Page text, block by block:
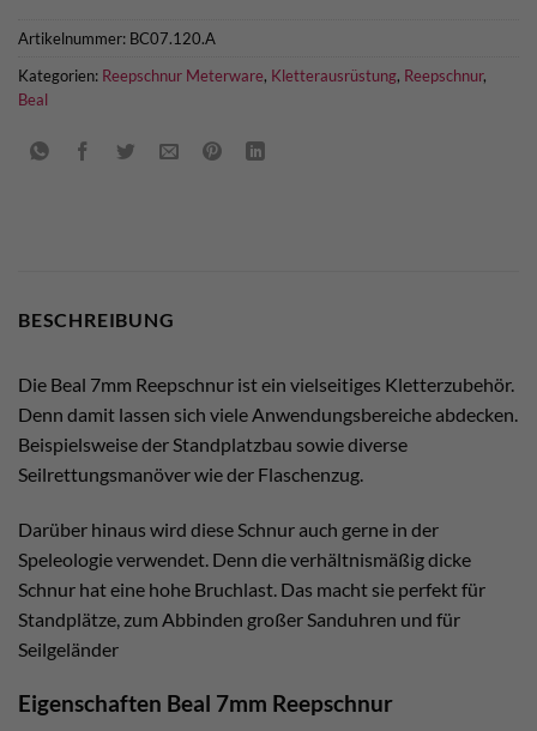
Artikelnummer: BC07.120.A
Kategorien: Reepschnur Meterware, Kletterausrüstung, Reepschnur,
Beal
BESCHREIBUNG
Die Beal 7mm Reepschnur ist ein vielseitiges Kletterzubehör.
Denn damit lassen sich viele Anwendungsbereiche abdecken.
Beispielsweise der Standplatzbau sowie diverse
Seilrettungsmanöver wie der Flaschenzug.
Darüber hinaus wird diese Schnur auch gerne in der
Speleologie verwendet. Denn die verhältnismäßig dicke
Schnur hat eine hohe Bruchlast. Das macht sie perfekt für
Standplätze, zum Abbinden großer Sanduhren und für
Seilgeländer
Eigenschaften Beal 7mm Reepschnur